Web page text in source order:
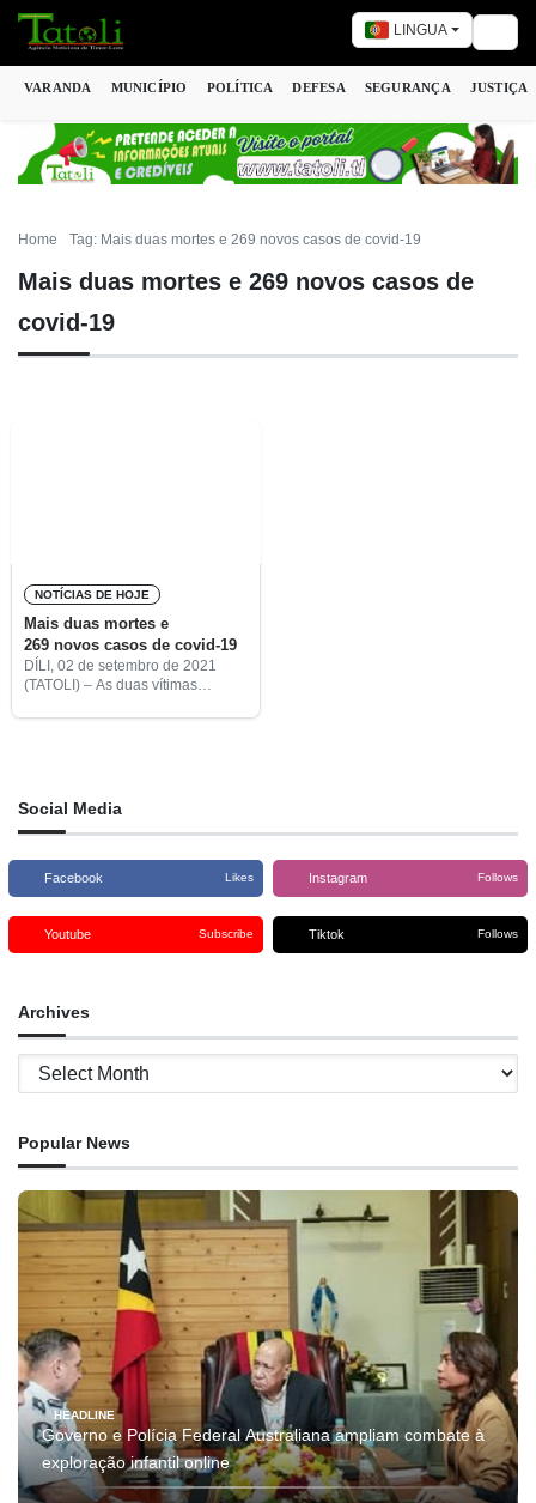
LINGUA
VARANDA MUNICÍPIO POLÍTICA DEFESA SEGURANÇA JUSTIÇA
Home Tag: Mais duas mortes e 269 novos casos de covid-19
Mais duas mortes e 269 novos casos de
covid-19
NOTÍCIAS DE HOJE
Mais duas mortes e
269 novos casos de covid-19
DÍLI, 02 de setembro de 2021
(TATOLI) – As duas vítimas
Social Media
Facebook Likes Instagram Follows
Youtube Subscribe Tiktok Follows
Archives
Archives
Popular News
HEADLINE
Governo e Polícia Federal Australiana ampliam combate à
exploração infantil online